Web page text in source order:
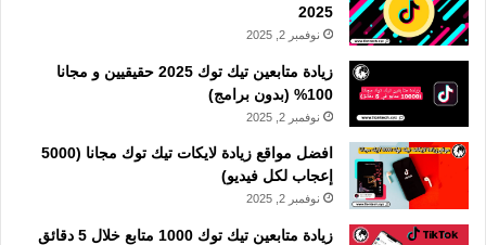
2025
نوفمبر 2, 2025
زيادة متابعين تيك توك 2025 حقيقيين و مجانا
100% (بدون برامج)
نوفمبر 2, 2025
افضل مواقع زيادة لايكات تيك توك مجانا (5000
إعجاب لكل فيديو)
نوفمبر 2, 2025
زيادة متابعين تيك توك 1000 متابع خلال 5 دقائق